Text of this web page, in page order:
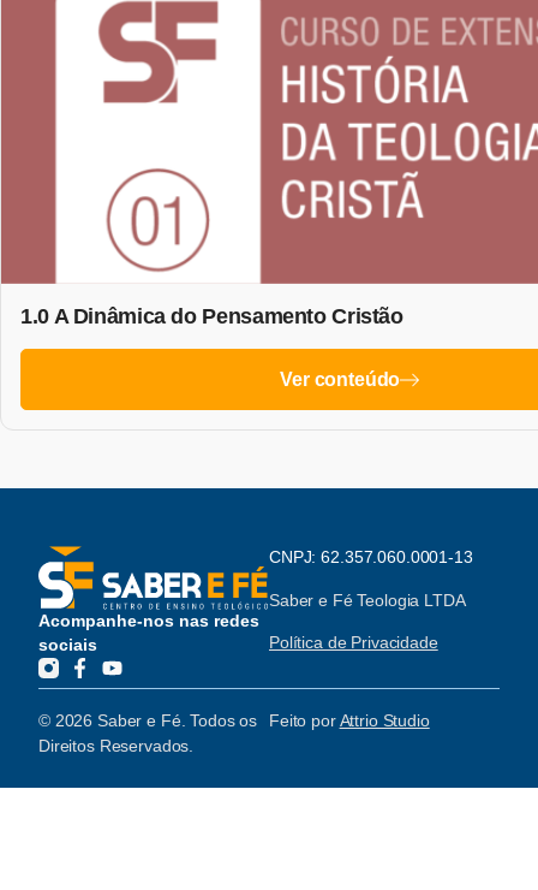
1.0 A Dinâmica do Pensamento Cristão
Ver conteúdo
Acompanhe-nos nas redes
sociais
CNPJ: 62.357.060.0001-13
Saber e Fé Teologia LTDA
Política de Privacidade
© 2026 Saber e Fé. Todos os
Direitos Reservados.
Feito porAttrio Studio